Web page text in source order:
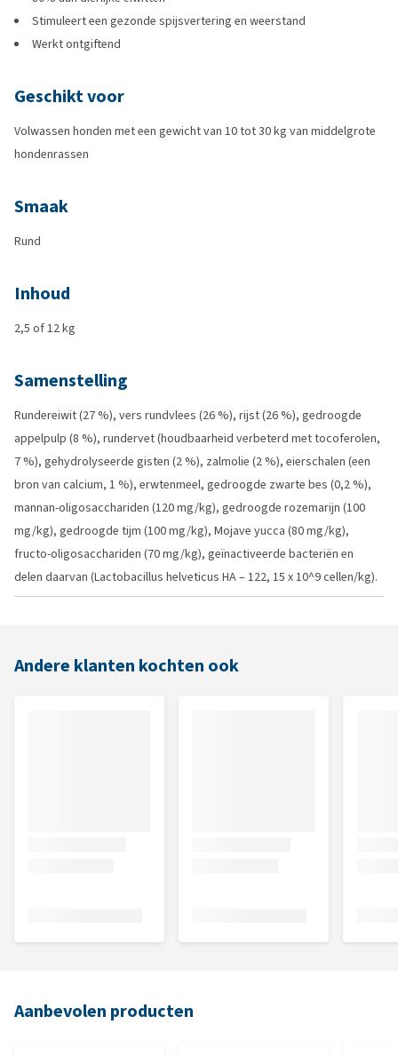
Stimuleert een gezonde spijsvertering en weerstand
Werkt ontgiftend
Geschikt voor
Volwassen honden met een gewicht van 10 tot 30 kg van middelgrote
hondenrassen
Smaak
Rund
Inhoud
2,5 of 12 kg
Samenstelling
Rundereiwit (27 %), vers rundvlees (26 %), rijst (26 %), gedroogde
appelpulp (8 %), rundervet (houdbaarheid verbeterd met tocoferolen,
7 %), gehydrolyseerde gisten (2 %), zalmolie (2 %), eierschalen (een
bron van calcium, 1 %), erwtenmeel, gedroogde zwarte bes (0,2 %),
mannan-oligosacchariden (120 mg/kg), gedroogde rozemarijn (100
mg/kg), gedroogde tijm (100 mg/kg), Mojave yucca (80 mg/kg),
fructo-oligosacchariden (70 mg/kg), geïnactiveerde bacteriën en
delen daarvan (Lactobacillus helveticus HA – 122, 15 x 10^9 cellen/kg).
Andere klanten kochten ook
Aanbevolen producten